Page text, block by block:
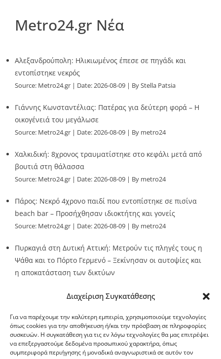
Διαχείριση Συγκατάθεσης
Για να παρέχουμε την καλύτερη εμπειρία, χρησιμοποιούμε τεχνολογίες
όπως cookies για την αποθήκευση ή/και την πρόσβαση σε πληροφορίες
συσκευών. Η συγκατάθεση για τις εν λόγω τεχνολογίες θα μας επιτρέψει
να επεξεργαστούμε δεδομένα προσωπικού χαρακτήρα, όπως
συμπεριφορά περιήγησης ή μοναδικά αναγνωριστικά σε αυτόν τον
Metro24.gr Νέα
Αλεξανδρούπολη: Ηλικιωμένος έπεσε σε πηγάδι και
εντοπίστηκε νεκρός
Source: Metro24.gr Date: 2026-08-09 By Stella Patsia
Γιάννης Κωνσταντέλιας: Πατέρας για δεύτερη φορά – Η
οικογένειά του μεγάλωσε
Source: Metro24.gr Date: 2026-08-09 By metro24
Χαλκιδική: 8χρονος τραυματίστηκε στο κεφάλι μετά από
βουτιά στη θάλασσα
Source: Metro24.gr Date: 2026-08-09 By metro24
Πάρος: Νεκρό 4χρονο παιδί που εντοπίστηκε σε πισίνα
beach bar – Προσήχθησαν ιδιοκτήτης και γονείς
Source: Metro24.gr Date: 2026-08-09 By metro24
Πυρκαγιά στη Δυτική Αττική: Μετρούν τις πληγές τους η
Ψάθα και το Πόρτο Γερμενό – Ξεκίνησαν οι αυτοψίες και
η αποκατάσταση των δικτύων
G-point.gr